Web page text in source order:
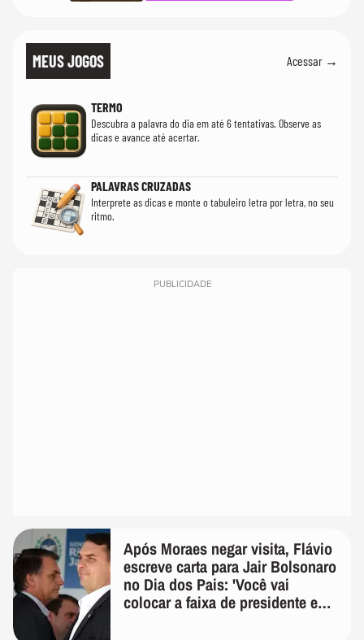
MEUS JOGOS Acessar →
TERMO
Descubra a palavra do dia em até 6 tentativas. Observe as
dicas e avance até acertar.
PALAVRAS CRUZADAS
Interprete as dicas e monte o tabuleiro letra por letra, no seu
ritmo.
PUBLICIDADE
Após Moraes negar visita, Flávio
escreve carta para Jair Bolsonaro
no Dia dos Pais: 'Você vai
colocar a faixa de presidente em